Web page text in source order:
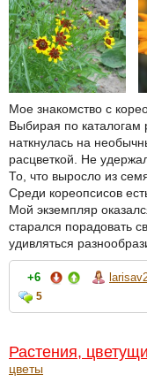
Мое знакомство с
Выбирая по каталогам
наткнулась на
расцветкой. Не
То, что выросло из
Среди кореопсисов
Мой экземпляр
старался порадовать
удивляться
+6
5
Растения,
цветы